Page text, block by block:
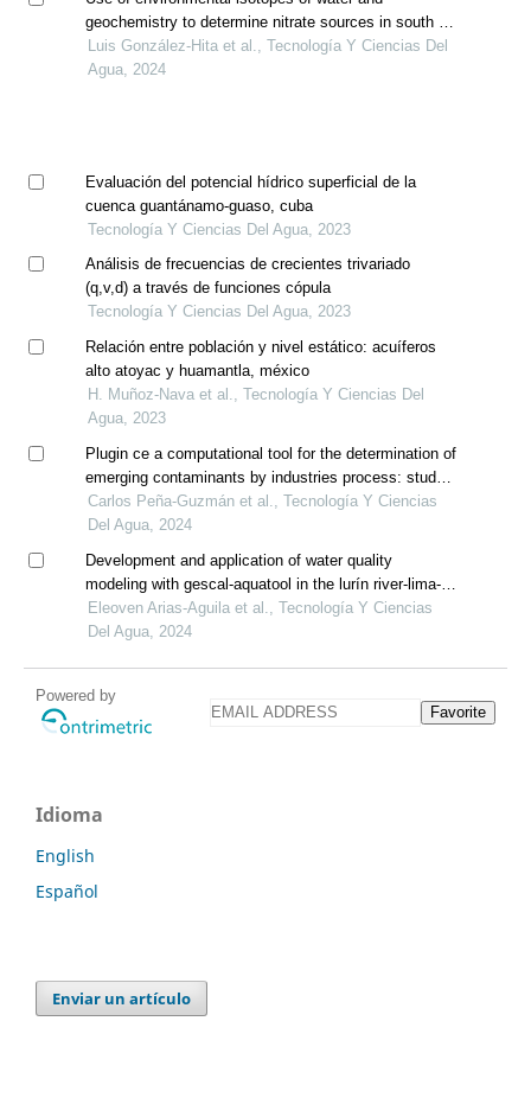
geochemistry to determine nitrate sources in south of
cuernavaca aquifer
Luis González-Hita et al., Tecnología Y Ciencias Del
Agua, 2024
Evaluación del potencial hídrico superficial de la
cuenca guantánamo-guaso, cuba
Tecnología Y Ciencias Del Agua, 2023
Análisis de frecuencias de crecientes trivariado
(q,v,d) a través de funciones cópula
Tecnología Y Ciencias Del Agua, 2023
Relación entre población y nivel estático: acuíferos
alto atoyac y huamantla, méxico
H. Muñoz-Nava et al., Tecnología Y Ciencias Del
Agua, 2023
Plugin ce a computational tool for the determination of
emerging contaminants by industries process: study
case study for the city of bogotá-colombia
Carlos Peña-Guzmán et al., Tecnología Y Ciencias
Del Agua, 2024
Development and application of water quality
modeling with gescal-aquatool in the lurín river-lima-
peru
Eleoven Arias-Aguila et al., Tecnología Y Ciencias
Del Agua, 2024
Powered by
Favorite
Idioma
English
Español
Enviar un artículo